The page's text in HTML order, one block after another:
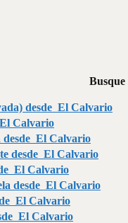
Busque
desde El Calvario
Calvario
El Calvario
desde El Calvario
El Calvario
desde El Calvario
El Calvario
El Calvario